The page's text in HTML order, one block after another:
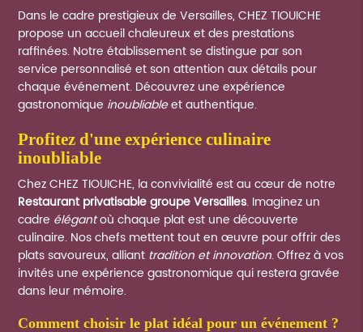
Dans le cadre prestigieux de Versailles, CHEZ TIOUICHE
propose un accueil chaleureux et des prestations
raffinées. Notre établissement se distingue par son
service personnalisé et son attention aux détails pour
chaque événement. Découvrez une expérience
gastronomique inoubliableet authentique.
profitez d'une expérience culinaire
inoubliable
Chez CHEZ TIOUICHE, la convivialité est au cœur de notre
Restaurant privatisable groupe Versailles. Imaginez un
cadre élégantoù chaque plat est une découverte
culinaire. Nos chefs mettent tout en œuvre pour offrir des
plats savoureux, alliant tradition et innovation. Offrez à vos
invités une expérience gastronomique qui restera gravée
dans leur mémoire.
comment choisir le plat idéal pour un événement ?